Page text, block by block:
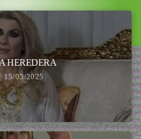
HEREDERA
15/05/2025